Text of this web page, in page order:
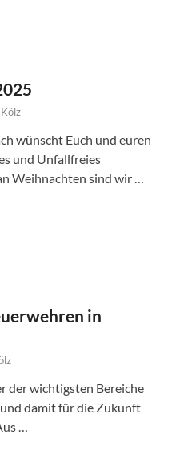
wünscht Euch und euren
und Unfallfreies
Weihnachten sind wir …
in
der wichtigsten Bereiche
damit für die Zukunft
…